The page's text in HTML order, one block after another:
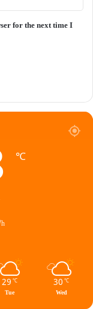
for the next time I
℃
29 ℃
Tue
30 ℃
Wed